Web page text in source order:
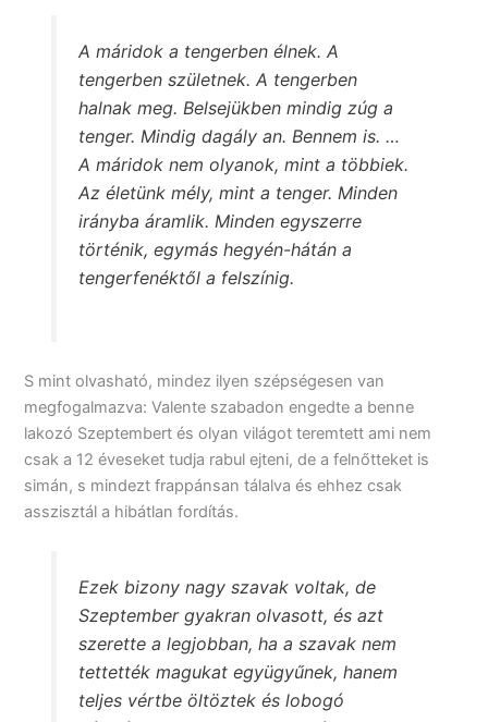
A máridok a tengerben élnek. A
tengerben születnek. A tengerben
halnak meg. Belsejükben mindig zúg a
tenger. Mindig dagály an. Bennem is. …
A máridok nem olyanok, mint a többiek.
Az életünk mély, mint a tenger. Minden
irányba áramlik. Minden egyszerre
történik, egymás hegyén-hátán a
tengerfenéktől a felszínig.
S mint olvasható, mindez ilyen szépségesen van
megfogalmazva: Valente szabadon engedte a benne
lakozó Szeptembert és olyan világot teremtett ami nem
csak a 12 éveseket tudja rabul ejteni, de a felnőtteket is
simán, s mindezt frappánsan tálalva és ehhez csak
asszisztál a hibátlan fordítás.
Ezek bizony nagy szavak voltak, de
Szeptember gyakran olvasott, és azt
szerette a legjobban, ha a szavak nem
tettették magukat együgyűnek, hanem
teljes vértbe öltöztek és lobogó